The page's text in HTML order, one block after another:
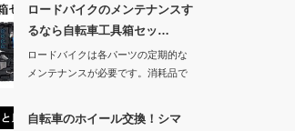
ロードバイクのメンテナンスす
るなら自転車工具箱セッ…
ロードバイクは各パーツの定期的な
メンテナンスが必要です。消耗品で
自転車のホイール交換！シマ